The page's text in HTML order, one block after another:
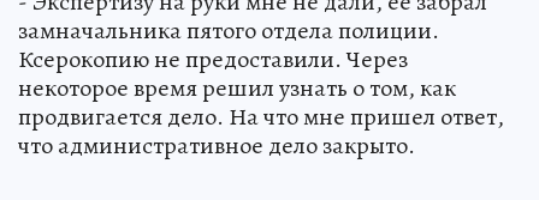
замначальника пятого отдела полиции.
Ксерокопию не предоставили. Через
некоторое время решил узнать о том, как
продвигается дело. На что мне пришел ответ,
что административное дело закрыто.